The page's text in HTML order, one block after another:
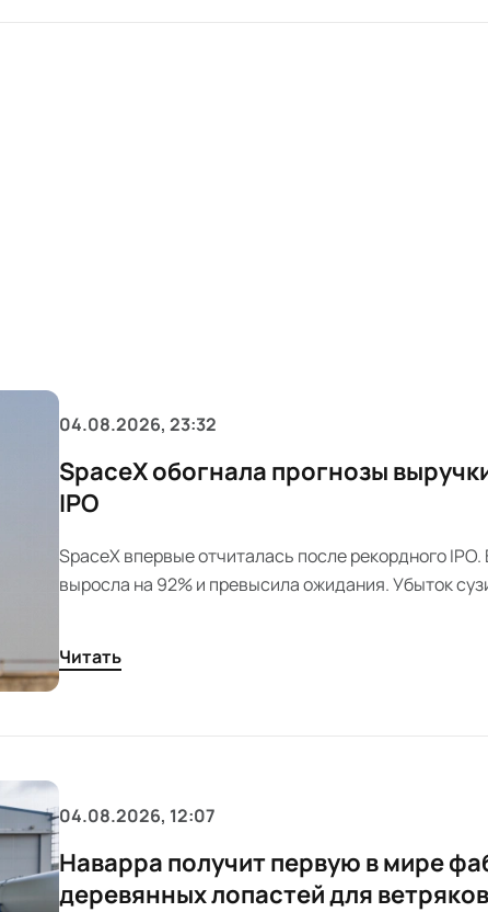
04.08.2026, 23:32
SpaceX обогнала прогнозы
IPO
SpaceX впервые отчиталась после рекордного IPO.
выросла на 92% и превысила ожидания. Убыток
Читать
04.08.2026, 12:07
Наварра получит первую в мире
деревянных лопастей для ветряков